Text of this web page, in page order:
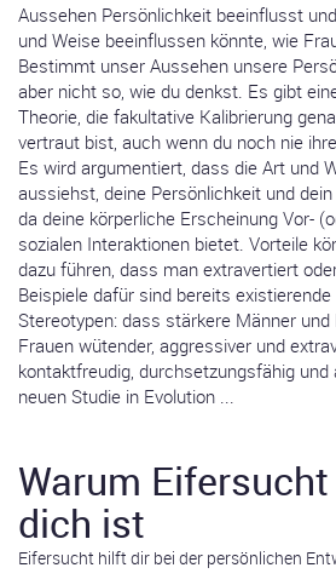
Aussehen Persönlichkeit beeinflusst
und Weise beeinflussen könnte, wie
Bestimmt unser Aussehen unsere
aber nicht so, wie du denkst. Es gibt
Theorie, die fakultative Kalibrierung
vertraut bist, auch wenn du noch nie
Es wird argumentiert, dass die Art und
aussiehst, deine Persönlichkeit und
da deine körperliche Erscheinung Vor-
sozialen Interaktionen bietet. Vorteile
dazu führen, dass man extravertiert
Beispiele dafür sind bereits
Stereotypen: dass stärkere Männer
Frauen wütender, aggressiver und
kontaktfreudig, durchsetzungsfähig und
neuen Studie in Evolution ...
Warum
dich ist
Eifersucht hilft dir bei der persönlichen